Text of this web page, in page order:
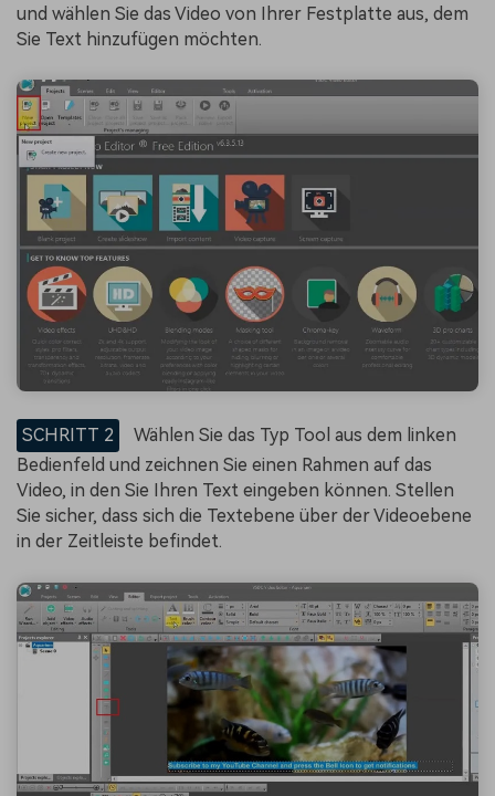
und wählen Sie das Video von Ihrer Festplatte aus, dem
Sie Text hinzufügen möchten.
SCHRITT 2
Wählen Sie das Typ Tool aus dem linken
Bedienfeld und zeichnen Sie einen Rahmen auf das
Video, in den Sie Ihren Text eingeben können. Stellen
Sie sicher, dass sich die Textebene über der Videoebene
in der Zeitleiste befindet.